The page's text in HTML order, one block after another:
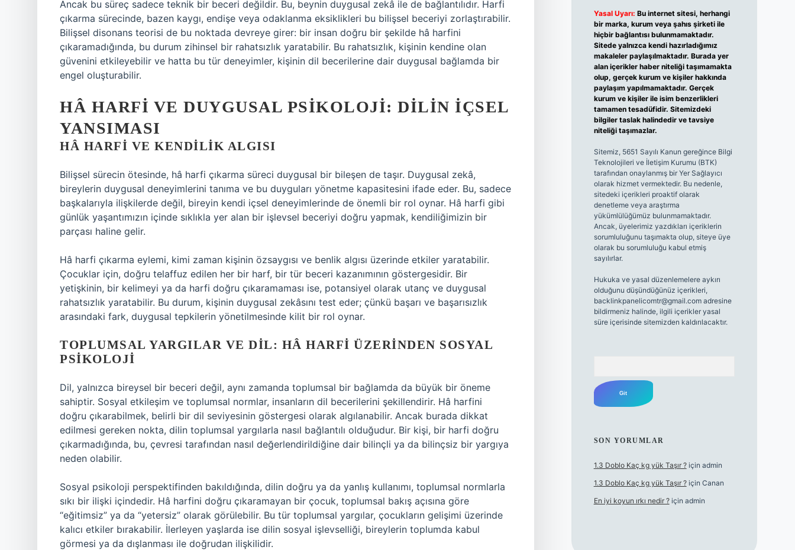
Ancak bu süreç sadece teknik bir beceri değildir. Bu, beynin duygusal zekâ ile de bağlantılıdır. Harfi
çıkarma sürecinde, bazen kaygı, endişe veya odaklanma eksiklikleri bu bilişsel beceriyi zorlaştırabilir.
Bilişsel disonans teorisi de bu noktada devreye girer: bir insan doğru bir şekilde hâ harfini
çıkaramadığında, bu durum zihinsel bir rahatsızlık yaratabilir. Bu rahatsızlık, kişinin kendine olan
güvenini etkileyebilir ve hatta bu tür deneyimler, kişinin dil becerilerine dair duygusal bağlamda bir
engel oluşturabilir.
HÂ HARFI VE DUYGUSAL PSIKOLOJI: DILIN İÇSEL
YANSIMASI
HÂ HARFI VE KENDILIK ALGISI
Bilişsel sürecin ötesinde, hâ harfi çıkarma süreci duygusal bir bileşen de taşır. Duygusal zekâ,
bireylerin duygusal deneyimlerini tanıma ve bu duyguları yönetme kapasitesini ifade eder. Bu, sadece
başkalarıyla ilişkilerde değil, bireyin kendi içsel deneyimlerinde de önemli bir rol oynar. Hâ harfi gibi
günlük yaşantımızın içinde sıklıkla yer alan bir işlevsel beceriyi doğru yapmak, kendiliğimizin bir
parçası haline gelir.
Hâ harfi çıkarma eylemi, kimi zaman kişinin özsaygısı ve benlik algısı üzerinde etkiler yaratabilir.
Çocuklar için, doğru telaffuz edilen her bir harf, bir tür beceri kazanımının göstergesidir. Bir
yetişkinin, bir kelimeyi ya da harfi doğru çıkaramaması ise, potansiyel olarak utanç ve duygusal
rahatsızlık yaratabilir. Bu durum, kişinin duygusal zekâsını test eder; çünkü başarı ve başarısızlık
arasındaki fark, duygusal tepkilerin yönetilmesinde kilit bir rol oynar.
TOPLUMSAL YARGILAR VE DIL: HÂ HARFI ÜZERINDEN SOSYAL
PSIKOLOJI
Dil, yalnızca bireysel bir beceri değil, aynı zamanda toplumsal bir bağlamda da büyük bir öneme
sahiptir. Sosyal etkileşim ve toplumsal normlar, insanların dil becerilerini şekillendirir. Hâ harfini
doğru çıkarabilmek, belirli bir dil seviyesinin göstergesi olarak algılanabilir. Ancak burada dikkat
edilmesi gereken nokta, dilin toplumsal yargılarla nasıl bağlantılı olduğudur. Bir kişi, bir harfi doğru
çıkarmadığında, bu, çevresi tarafından nasıl değerlendirildiğine dair bilinçli ya da bilinçsiz bir yargıya
neden olabilir.
Sosyal psikoloji perspektifinden bakıldığında, dilin doğru ya da yanlış kullanımı, toplumsal normlarla
sıkı bir ilişki içindedir. Hâ harfini doğru çıkaramayan bir çocuk, toplumsal bakış açısına göre
“eğitimsiz” ya da “yetersiz” olarak görülebilir. Bu tür toplumsal yargılar, çocukların gelişimi üzerinde
kalıcı etkiler bırakabilir. İlerleyen yaşlarda ise dilin sosyal işlevselliği, bireylerin toplumda kabul
görmesi ya da dışlanması ile doğrudan ilişkilidir.
Yasal Uyarı: Bu internet sitesi, herhangi
bir marka, kurum veya şahıs şirketi ile
hiçbir bağlantısı bulunmamaktadır.
Sitede yalnızca kendi hazırladığımız
makaleler paylaşılmaktadır. Burada yer
alan içerikler haber niteliği taşımamakta
olup, gerçek kurum ve kişiler hakkında
paylaşım yapılmamaktadır. Gerçek
kurum ve kişiler ile isim benzerlikleri
tamamen tesadüfidir. Sitemizdeki
bilgiler taslak halindedir ve tavsiye
niteliği taşımazlar.
Sitemiz, 5651 Sayılı Kanun gereğince Bilgi
Teknolojileri ve İletişim Kurumu (BTK)
tarafından onaylanmış bir Yer Sağlayıcı
olarak hizmet vermektedir. Bu nedenle,
sitedeki içerikleri proaktif olarak
denetleme veya araştırma
yükümlülüğümüz bulunmamaktadır.
Ancak, üyelerimiz yazdıkları içeriklerin
sorumluluğunu taşımakta olup, siteye üye
olarak bu sorumluluğu kabul etmiş
sayılırlar.
Hukuka ve yasal düzenlemelere aykırı
olduğunu düşündüğünüz içerikleri,
backlinkpanelicomtr@gmail.comadresine
bildirmeniz halinde, ilgili içerikler yasal
süre içerisinde sitemizden kaldırılacaktır.
SON YORUMLAR
1.3 Doblo Kaç kg yük Taşır ?için admin
1.3 Doblo Kaç kg yük Taşır ?için Canan
En iyi koyun ırkı nedir ?için admin